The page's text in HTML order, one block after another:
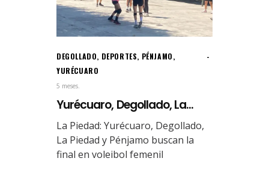
DEGOLLADO, DEPORTES, PÉNJAMO,
YURÉCUARO
5 meses.
Yurécuaro, Degollado, La...
La Piedad: Yurécuaro, Degollado,
La Piedad y Pénjamo buscan la
final en voleibol femenil